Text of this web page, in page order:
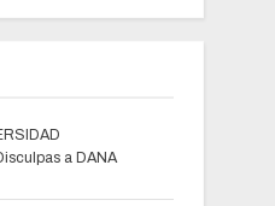
a DANA